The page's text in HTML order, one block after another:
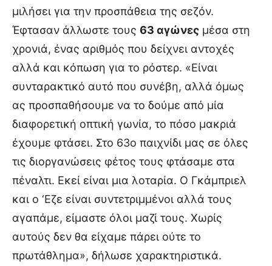
μιλήσει για την προσπάθεια της σεζόν.
Έφτασαν άλλωστε τους 63 αγώνες μέσα στη
χρονιά, ένας αριθμός που δείχνει αντοχές
αλλά και κόπωση για το ρόστερ. «Είναι
συνταρακτικό αυτό που συνέβη, αλλά όμως
ας προσπαθήσουμε να το δούμε από μία
διαφορετική οπτική γωνία, το πόσο μακριά
έχουμε φτάσει. Στο 63ο παιχνίδι μας σε όλες
τις διοργανώσεις φέτος τους φτάσαμε στα
πέναλτι. Εκεί είναι μια λοταρία. Ο Γκάμπριελ
και ο ‘Εζε είναι συντετριμμένοι αλλά τους
αγαπάμε, είμαστε όλοι μαζί τους. Χωρίς
αυτούς δεν θα είχαμε πάρει ούτε το
πρωτάθλημα», δήλωσε χαρακτηριστικά.